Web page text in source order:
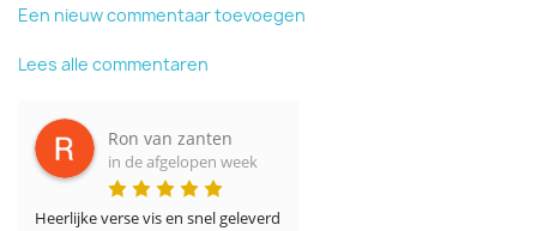
Een nieuw commentaar toevoegen
Lees alle commentaren
Ron van zanten
in de afgelopen week
Heerlijke verse vis en snel geleverd